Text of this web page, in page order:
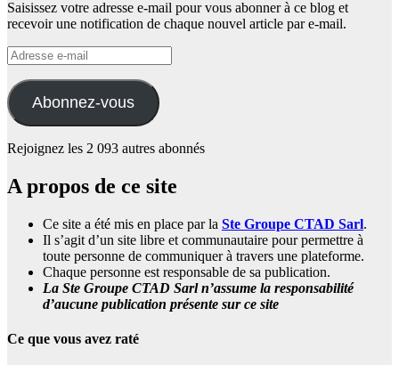
Saisissez votre adresse e-mail pour vous abonner à ce blog et
recevoir une notification de chaque nouvel article par e-mail.
Adresse
e-
mail
Abonnez-vous
Rejoignez les 2 093 autres abonnés
A propos de ce site
Ce site a été mis en place par la Ste Groupe CTAD Sarl.
Il s’agit d’un site libre et communautaire pour permettre à
toute personne de communiquer à travers une plateforme.
Chaque personne est responsable de sa publication.
La Ste Groupe CTAD Sarl n’assume la responsabilité
d’aucune publication présente sur ce site
Ce que vous avez raté